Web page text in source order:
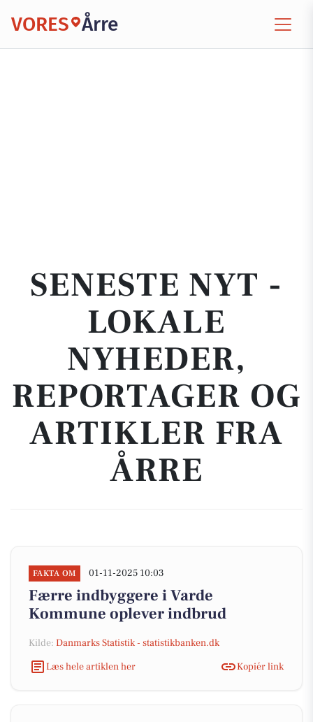
VORES Årre
SENESTE NYT -
LOKALE
NYHEDER,
REPORTAGER OG
ARTIKLER FRA
ÅRRE
FAKTA OM 01-11-2025 10:03
Færre indbyggere i Varde
Kommune oplever indbrud
Kilde: Danmarks Statistik - statistikbanken.dk
Læs hele artiklen her
Kopiér link